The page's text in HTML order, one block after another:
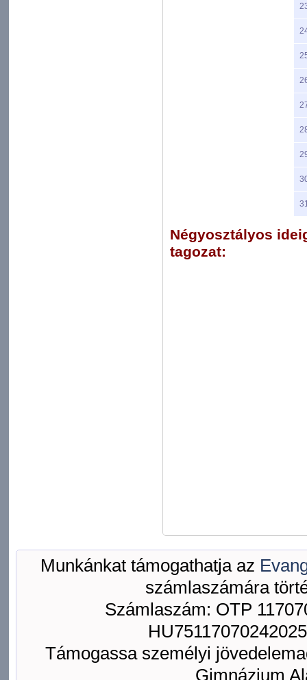
Négyosztályos
tagozat:
Munkánkat támogathatja az
számlaszámára
Számlaszám: OTP
Támogassa személyi
Gimnázium